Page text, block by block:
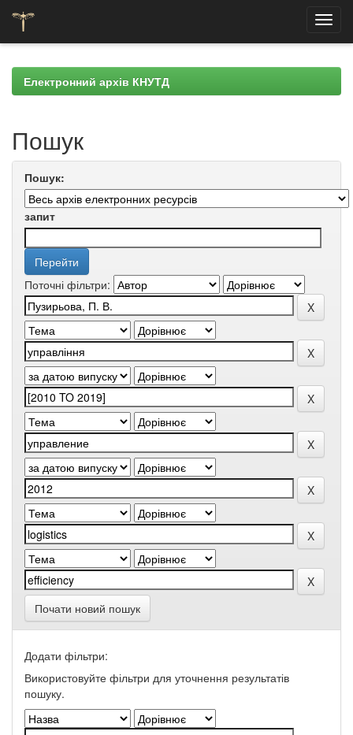
navigationЕлектронний архів КНУТД
Пошук
Пошук:
запит
Поточні фільтри:
Почати новий пошук
Додати фільтри:
Використовуйте фільтри для уточнення результатів
пошуку.